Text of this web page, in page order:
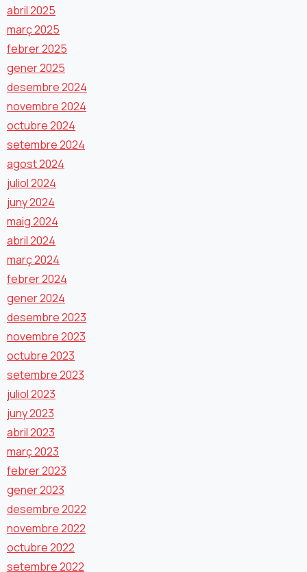
abril 2025
març 2025
febrer 2025
gener 2025
desembre 2024
novembre 2024
octubre 2024
setembre 2024
agost 2024
juliol 2024
juny 2024
maig 2024
abril 2024
març 2024
febrer 2024
gener 2024
desembre 2023
novembre 2023
octubre 2023
setembre 2023
juliol 2023
juny 2023
abril 2023
març 2023
febrer 2023
gener 2023
desembre 2022
novembre 2022
octubre 2022
setembre 2022